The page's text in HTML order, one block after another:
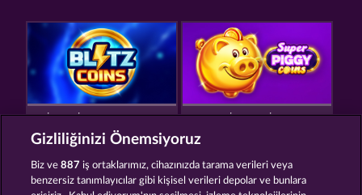
BLITZ COINS SUPER PIGGY COINS
Gizliliğinizi Önemsiyoruz
Biz ve887 iş ortaklarımız, cihazınızda tarama verileri veya
benzersiz tanımlayıcılar gibi kişisel verileri depolar ve bunlara